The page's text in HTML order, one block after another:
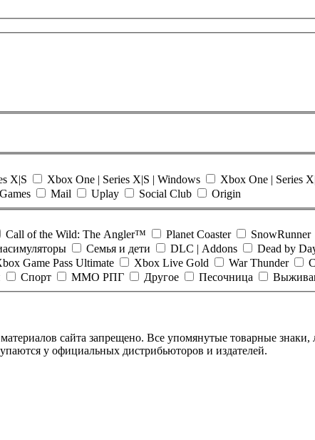
X|S Xbox One | Series X|S | Windows Xbox One | Series
Mail Uplay Social Club Origin
Call of the Wild: The Angler™ Planet Coaster SnowRunner
Семья и дети DLC | Addons Dead by
Game Pass Ultimate Xbox Live Gold War Thunder
Спорт ММО РПГ Другое Песочница
сайта запрещено. Все упомянутые товарные
у официальных дистрибьюторов и издателей.